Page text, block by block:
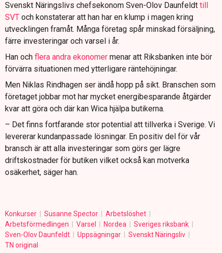
Svenskt Näringslivs chefsekonom Sven-Olov Daunfeldt till
SVT och konstaterar att han har en klump i magen kring
utvecklingen framåt. Många företag spår minskad försäljning,
färre investeringar och varsel i år.
Han och flera andra ekonomer menar att Riksbanken inte bör
förvärra situationen med ytterligare räntehöjningar.
Men Niklas Rindhagen ser ändå hopp på sikt. Branschen som
företaget jobbar mot har mycket energibesparande åtgärder
kvar att göra och där kan Wica hjälpa butikerna.
– Det finns fortfarande stor potential att tillverka i Sverige. Vi
levererar kundanpassade lösningar. En positiv del för vår
bransch är att alla investeringar som görs ger lägre
driftskostnader för butiken vilket också kan motverka
osäkerhet, säger han.
Konkurser Susanne Spector
Arbetslöshet
Arbetsförmedlingen
Varsel Nordea
Sveriges riksbank
Sven-Olov Daunfeldt
Uppsägningar
Svenskt Näringsliv
TN original